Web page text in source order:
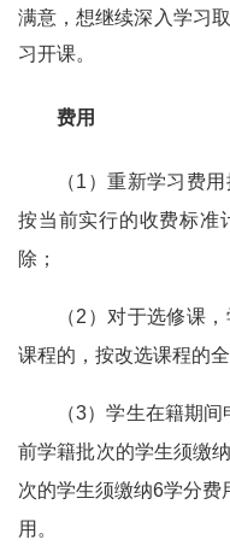
满意，想继续深入学习
习开课。
费用
（1）重新学习费
按当前实行的收费标准
除；
（2）对于选修课
课程的，按改选课程的
（3）学生在籍期
前学籍批次的学生须缴
次的学生须缴纳6学分
用。